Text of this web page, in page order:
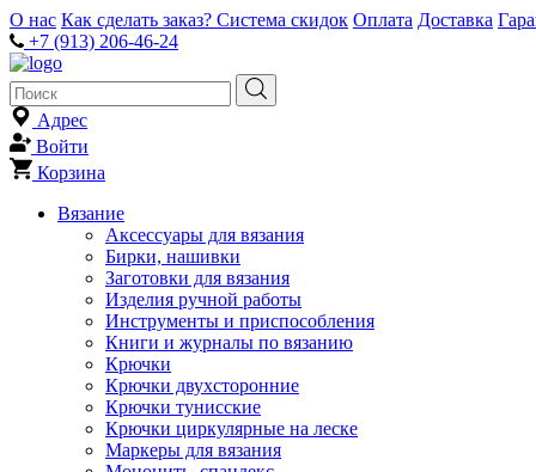
О нас Как сделать заказ? Система скидок Оплата Доставка
+7 (913) 206-46-24
Адрес
Войти
Корзина
Вязание
Аксессуары для вязания
Бирки, нашивки
Заготовки для вязания
Изделия ручной работы
Инструменты и приспособления
Книги и журналы по вязанию
Крючки
Крючки двухсторонние
Крючки тунисские
Крючки циркулярные на леске
Маркеры для вязания